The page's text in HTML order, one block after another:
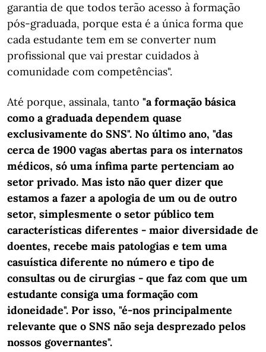
garantia de que todos terão acesso à formação
pós-graduada, porque esta é a única forma que
cada estudante tem em se converter num
profissional que vai prestar cuidados à
comunidade com competências".
Até porque, assinala, tanto "a formação básica
como a graduada dependem quase
exclusivamente do SNS". No último ano, "das
cerca de 1900 vagas abertas para os internatos
médicos, só uma ínfima parte pertenciam ao
setor privado. Mas isto não quer dizer que
estamos a fazer a apologia de um ou de outro
setor, simplesmente o setor público tem
características diferentes - maior diversidade de
doentes, recebe mais patologias e tem uma
casuística diferente no número e tipo de
consultas ou de cirurgias - que faz com que um
estudante consiga uma formação com
idoneidade". Por isso, "é-nos principalmente
relevante que o SNS não seja desprezado pelos
nossos governantes".